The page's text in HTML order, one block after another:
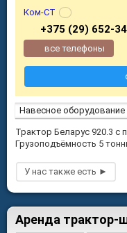
Навесное оборудование
Трактор Беларус 920.3
Грузоподъёмность 5
Ком-СТ
+375 (29) 652-
все телефоны
Аренда трактор-